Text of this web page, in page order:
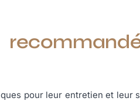
pour leur entretien et leur